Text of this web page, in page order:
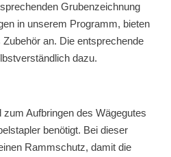
Grubenzeichnung
in unserem Programm, bieten
an. Die entsprechende
dazu.
Aufbringen des Wägegutes
benötigt. Bei dieser
Rammschutz, damit die